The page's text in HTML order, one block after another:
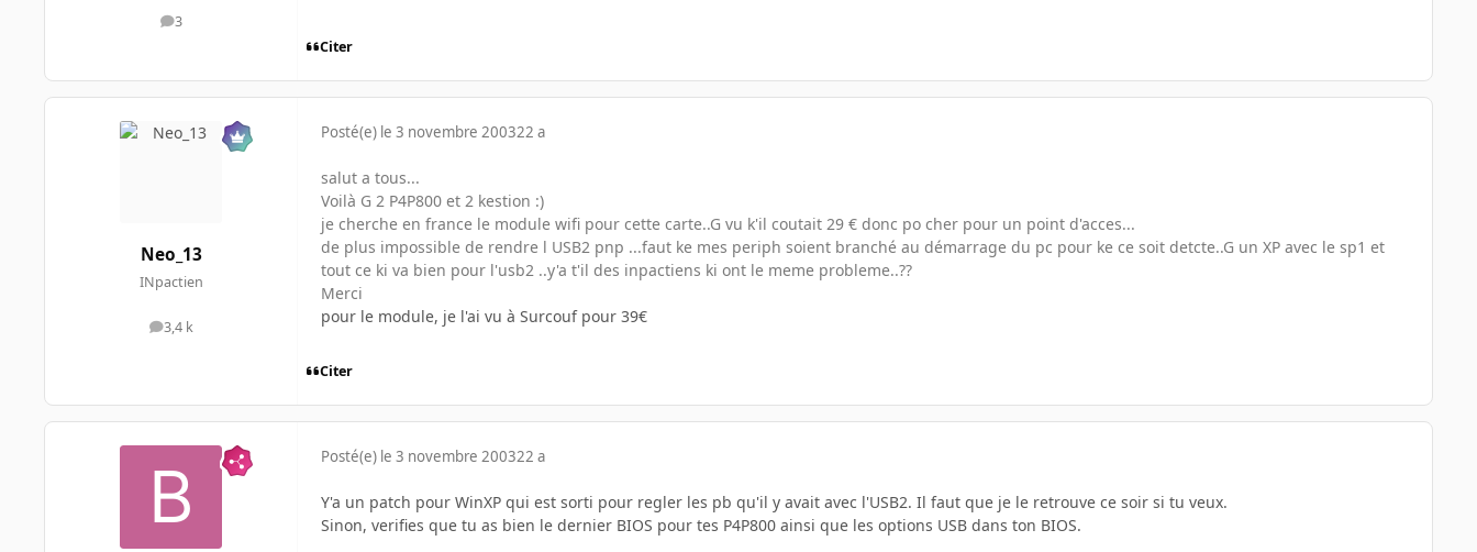
3
messages
Citer
Neo_13
INpactien
3,4 k
messages
Posté(e) le 3 novembre 200322 a
salut a tous...
Voilà G 2 P4P800 et 2 kestion :)
je cherche en france le module wifi pour cette carte..G vu k'il coutait 29 € donc po cher pour un point d'acces...
de plus impossible de rendre l USB2 pnp ...faut ke mes periph soient branché au démarrage du pc pour ke ce soit detcte..G un XP avec le sp1 et
tout ce ki va bien pour l'usb2 ..y'a t'il des inpactiens ki ont le meme probleme..??
Merci
pour le module, je l'ai vu à Surcouf pour 39€
Citer
Posté(e) le 3 novembre 200322 a
Y'a un patch pour WinXP qui est sorti pour regler les pb qu'il y avait avec l'USB2. Il faut que je le retrouve ce soir si tu veux.
Sinon, verifies que tu as bien le dernier BIOS pour tes P4P800 ainsi que les options USB dans ton BIOS.